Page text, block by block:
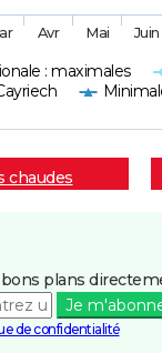
: maximales
Avr Mai Juin
chaudes
plans
Je
de confidentialité